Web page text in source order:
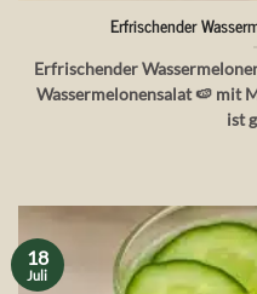
Erfrischender
Erfrischender
Wassermelonensalat 🍉 mit
ist
18
Juli